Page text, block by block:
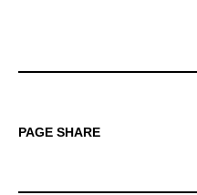
PAGE SHARE